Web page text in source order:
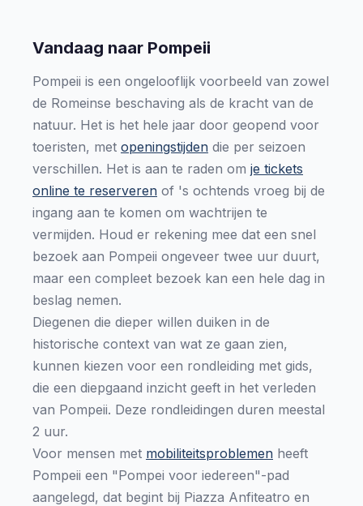
Vandaag naar Pompeii
Pompeii is een ongelooflijk voorbeeld van zowel
de Romeinse beschaving als de kracht van de
natuur. Het is het hele jaar door geopend voor
toeristen, met openingstijden die per seizoen
verschillen. Het is aan te raden om je tickets
online te reserveren of 's ochtends vroeg bij de
ingang aan te komen om wachtrijen te
vermijden. Houd er rekening mee dat een snel
bezoek aan Pompeii ongeveer twee uur duurt,
maar een compleet bezoek kan een hele dag in
beslag nemen.
Diegenen die dieper willen duiken in de
historische context van wat ze gaan zien,
kunnen kiezen voor een rondleiding met gids,
die een diepgaand inzicht geeft in het verleden
van Pompeii. Deze rondleidingen duren meestal
2 uur.
Voor mensen met mobiliteitsproblemen heeft
Pompeii een "Pompei voor iedereen"-pad
aangelegd, dat begint bij Piazza Anfiteatro en